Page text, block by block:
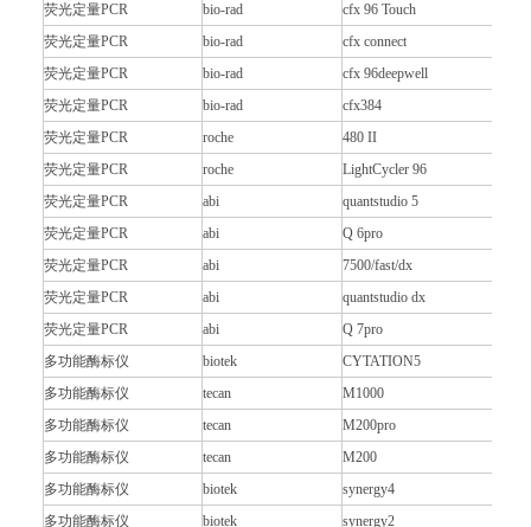
荧光定量PCR
bio-rad
cfx 96 Touch
荧光定量PCR
bio-rad
cfx connect
荧光定量PCR
bio-rad
cfx 96deepwell
荧光定量PCR
bio-rad
cfx384
荧光定量PCR
roche
480 II
荧光定量PCR
roche
LightCycler 96
荧光定量PCR
abi
quantstudio 5
荧光定量PCR
abi
Q 6pro
荧光定量PCR
abi
7500/fast/dx
荧光定量PCR
abi
quantstudio dx
荧光定量PCR
abi
Q 7pro
多功能酶标仪
biotek
CYTATION5
多功能酶标仪
tecan
M1000
多功能酶标仪
tecan
M200pro
多功能酶标仪
tecan
M200
多功能酶标仪
biotek
synergy4
多功能酶标仪
biotek
synergy2